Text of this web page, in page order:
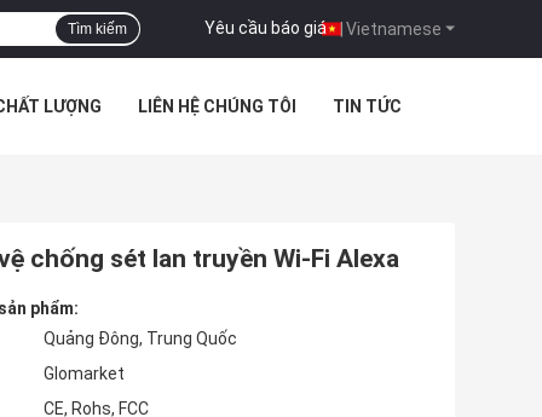
Vietnamese
Yêu cầu báo giá |
Tìm kiếm
LƯỢNG LIÊN HỆ CHÚNG TÔI TIN TỨC
chống sét lan truyền Wi-Fi Alexa
phẩm:
Quảng Đông, Trung Quốc
Glomarket
CE, Rohs, FCC